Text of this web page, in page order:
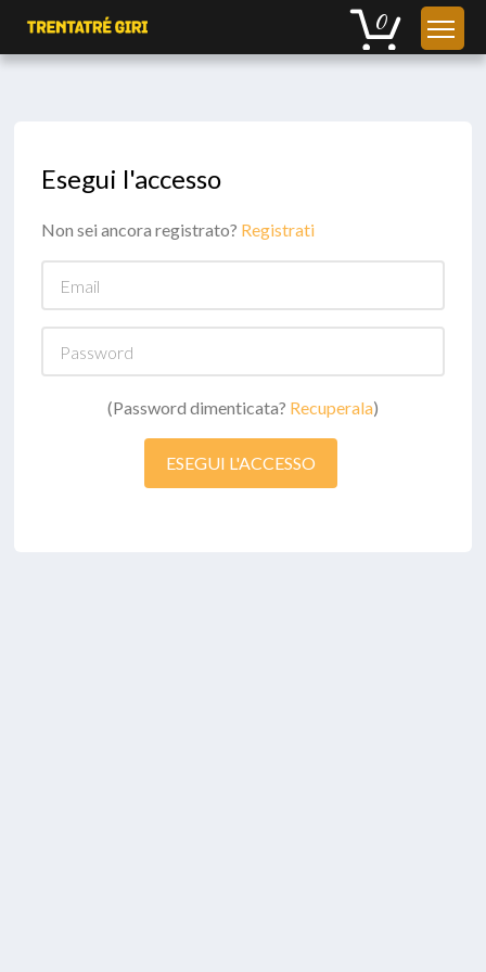
Esegui l'accesso
Non sei ancora registrato? Registrati
(Password dimenticata? Recuperala)